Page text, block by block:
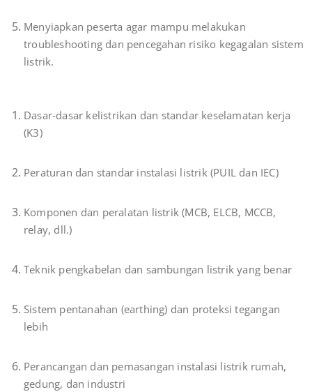
Menyiapkan peserta agar mampu melakukan
troubleshooting dan pencegahan risiko kegagalan sistem
listrik.
MATERI PELATIHAN TEKNIK
Dasar-dasar kelistrikan dan standar keselamatan kerja
(K3)
Peraturan dan standar instalasi listrik (PUIL dan IEC)
Komponen dan peralatan listrik (MCB, ELCB, MCCB,
relay, dll.)
Teknik pengkabelan dan sambungan listrik yang benar
Sistem pentanahan (earthing) dan proteksi tegangan
lebih
Perancangan dan pemasangan instalasi listrik rumah,
gedung, dan industri